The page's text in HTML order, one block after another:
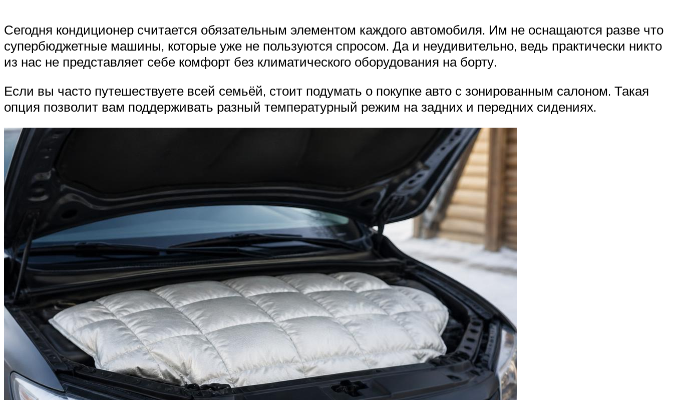
Сегодня кондиционер считается обязательным элементом каждого автомобиля. Им не оснащаются разве что
супербюджетные машины, которые уже не пользуются спросом. Да и неудивительно, ведь практически никто
из нас не представляет себе комфорт без климатического оборудования на борту.
Если вы часто путешествуете всей семьёй, стоит подумать о покупке авто с зонированным салоном. Такая
опция позволит вам поддерживать разный температурный режим на задних и передних сидениях.